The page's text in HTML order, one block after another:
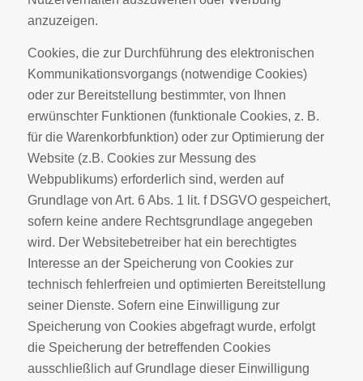
anzuzeigen.
Cookies, die zur Durchführung des elektronischen
Kommunikationsvorgangs (notwendige Cookies)
oder zur Bereitstellung bestimmter, von Ihnen
erwünschter Funktionen (funktionale Cookies, z. B.
für die Warenkorbfunktion) oder zur Optimierung der
Website (z.B. Cookies zur Messung des
Webpublikums) erforderlich sind, werden auf
Grundlage von Art. 6 Abs. 1 lit. f DSGVO gespeichert,
sofern keine andere Rechtsgrundlage angegeben
wird. Der Websitebetreiber hat ein berechtigtes
Interesse an der Speicherung von Cookies zur
technisch fehlerfreien und optimierten Bereitstellung
seiner Dienste. Sofern eine Einwilligung zur
Speicherung von Cookies abgefragt wurde, erfolgt
die Speicherung der betreffenden Cookies
ausschließlich auf Grundlage dieser Einwilligung